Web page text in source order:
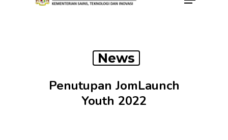
News
Penutupan JomLaunch
Youth 2022